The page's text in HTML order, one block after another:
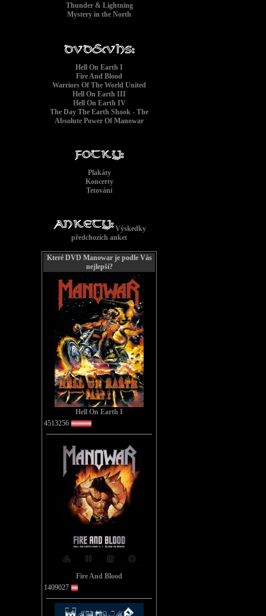
Thunder & Lightning
Mystery in the North
Hell On Earth I
Fire And Blood
Warriors Of The World United
Hell On Earth III
Hell On Earth IV
The Day The Earth Shook - The
Absolute Power Of Manowar
Plakáty
Koncerty
Tetování
Výskedky
předchozích anket
Které DVD Manowar je podle Vás
nejlepší?
Hell On Earth I
4513256
Fire And Blood
1409027